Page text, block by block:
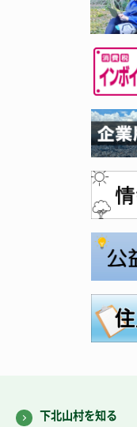
下北山村を知る